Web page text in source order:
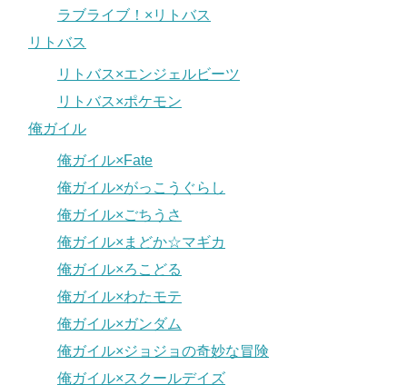
ラブライブ！×リトバス
リトバス
リトバス×エンジェルビーツ
リトバス×ポケモン
俺ガイル
俺ガイル×Fate
俺ガイル×がっこうぐらし
俺ガイル×ごちうさ
俺ガイル×まどか☆マギカ
俺ガイル×ろこどる
俺ガイル×わたモテ
俺ガイル×ガンダム
俺ガイル×ジョジョの奇妙な冒険
俺ガイル×スクールデイズ